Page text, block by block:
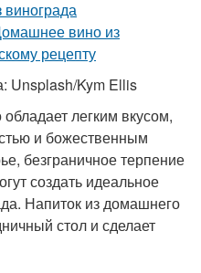
Unsplash/Kym Ellis
легким вкусом,
и божественным
безграничное терпение
создать идеальное
Напиток из домашнего
стол и сделает